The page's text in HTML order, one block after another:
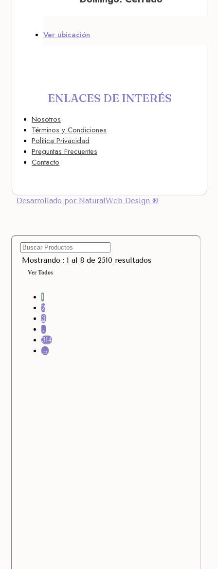
Ver ubicación
ENLACES DE INTERÉS
Nosotros
Términos y Condiciones
Política Privacidad
Preguntas Frecuentes
Contacto
Desarrollado por NaturalWeb Design ®
Mostrando : 1 al 8 de 2510 resultados
Ver Todos
1
2
3
…
314
→